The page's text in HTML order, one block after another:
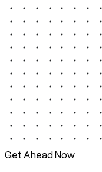
Get Ahead Now